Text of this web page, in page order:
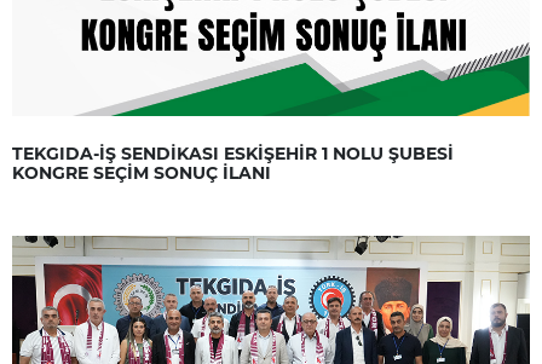
TEKGIDA-İŞ SENDİKASI ESKİŞEHİR 1 NOLU ŞUBESİ
KONGRE SEÇİM SONUÇ İLANI